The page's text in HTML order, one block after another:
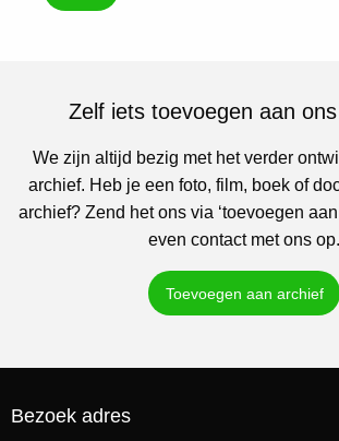
Zelf iets toevoegen aan
We zijn altijd bezig met het verder
archief. Heb je een foto, film, boek of
archief? Zend het ons via ‘toevoegen
even contact met ons op.
Toevoegen aan archief
Bezoek adres